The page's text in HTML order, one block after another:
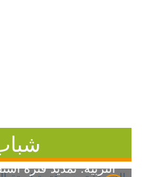
التربية: تمديد فترة